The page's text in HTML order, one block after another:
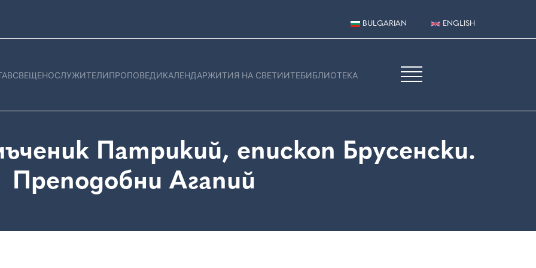
BULGARIAN ENGLISH
СВЕЩЕНОСЛУЖИТЕЛИПРОПОВЕДИКАЛЕНДАРЖИТИЯ НА СВЕТИИТЕБИБЛИОТЕКА
Патрикий, епископ Брусенски.
Преподобни Агапий